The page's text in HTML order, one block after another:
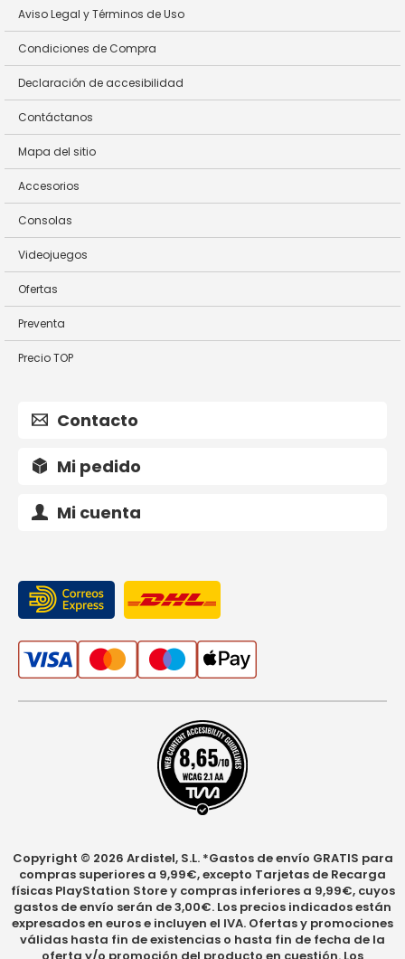
Aviso Legal y Términos de Uso
Condiciones de Compra
Declaración de accesibilidad
Contáctanos
Mapa del sitio
Accesorios
Consolas
Videojuegos
Ofertas
Preventa
Precio TOP
Contacto
Mi pedido
Mi cuenta
Copyright © 2026 Ardistel, S.L. *Gastos de envío GRATIS para
compras superiores a 9,99€, excepto Tarjetas de Recarga
físicas PlayStation Store y compras inferiores a 9,99€, cuyos
gastos de envío serán de 3,00€. Los precios indicados están
expresados en euros e incluyen el IVA. Ofertas y promociones
válidas hasta fin de existencias o hasta fin de fecha de la